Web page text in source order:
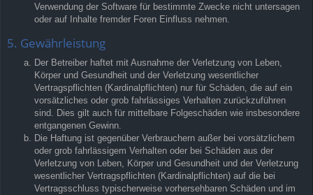
Verwendung der Software für bestimmte Zwecke nicht untersagen
oder auf Inhalte fremder Foren Einfluss nehmen.
5. Gewährleistung
Der Betreiber haftet mit Ausnahme der Verletzung von Leben,
Körper und Gesundheit und der Verletzung wesentlicher
Vertragspflichten (Kardinalpflichten) nur für Schäden, die auf ein
vorsätzliches oder grob fahrlässiges Verhalten zurückzuführen
sind. Dies gilt auch für mittelbare Folgeschäden wie insbesondere
entgangenen Gewinn.
Die Haftung ist gegenüber Verbrauchern außer bei vorsätzlichem
oder grob fahrlässigem Verhalten oder bei Schäden aus der
Verletzung von Leben, Körper und Gesundheit und der Verletzung
wesentlicher Vertragspflichten (Kardinalpflichten) auf die bei
Vertragsschluss typischerweise vorhersehbaren Schäden und im